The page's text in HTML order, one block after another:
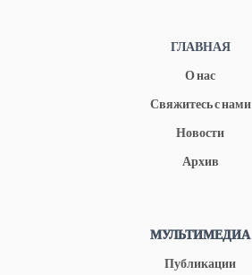
ГЛАВНАЯ
О нас
Свяжитесь с нами
Новости
Архив
МУЛЬТИМЕДИА
Публикации